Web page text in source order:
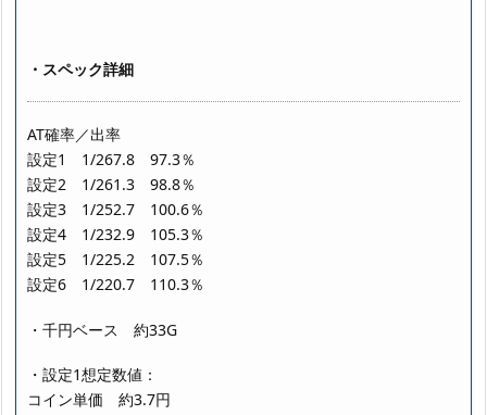
・スペック詳細
AT確率／出率
設定1 1/267.8 97.3％
設定2 1/261.3 98.8％
設定3 1/252.7 100.6％
設定4 1/232.9 105.3％
設定5 1/225.2 107.5％
設定6 1/220.7 110.3％
・千円ベース 約33G
・設定1想定数値：
コイン単価 約3.7円